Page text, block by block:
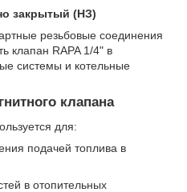
закрытый (НЗ)
резьбовые соединения
клапан RAPA 1/4" в
системы и котельные
клапана
для:
подачей топлива в
в отопительных